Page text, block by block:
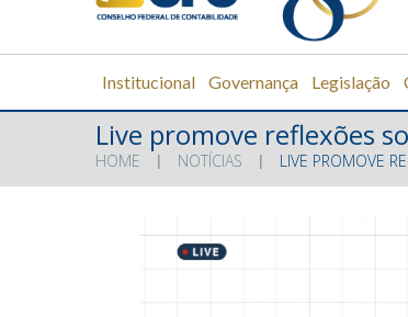
Institucional Governança Legislação
Live promove reflexões
HOME NOTÍCIAS LIVE PROMOVE